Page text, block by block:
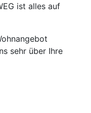
ist alles auf
sehr über Ihre